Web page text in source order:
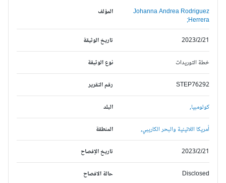
المؤلف
Johanna Andrea Rodriguez
Herrera;
تاريخ الوثيقة
2023/2/21
نوع الوثيقة خطة التوريدات
رقم التقرير STEP76292
البلد كولومبيا,
المنطقة أمريكا اللاتينية والبحر الكاريبي,
تاريخ الإفصاح 2023/2/21
حالة الافصاح Disclosed